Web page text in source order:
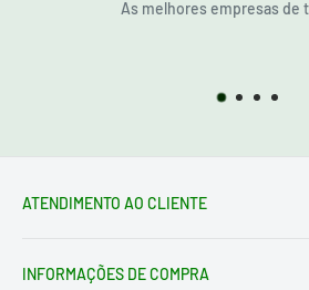
As melhores empresas de
ATENDIMENTO AO CLIENTE
loja@electrotodo.pt
INFORMAÇÕES DE COMPRA